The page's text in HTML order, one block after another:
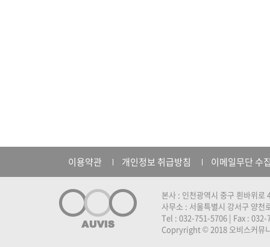
이용약관 개인정보 취급방침 이메일무단 수
본사 : 인천광역시 중구 흰바위
사무소 : 서울특별시 강서구 양천
Tel : 032-751-5706 | Fax :
Copryright © 2018 오비스커뮤